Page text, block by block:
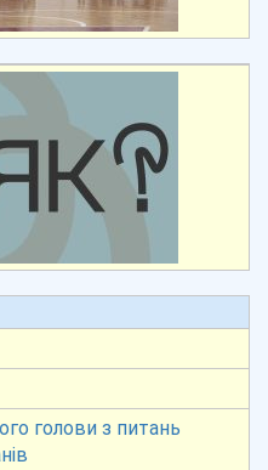
голови з питань